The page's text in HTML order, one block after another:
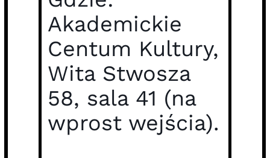
Akademickie
Centum Kultury,
Wita Stwosza
58, sala 41 (na
wprost wejścia).